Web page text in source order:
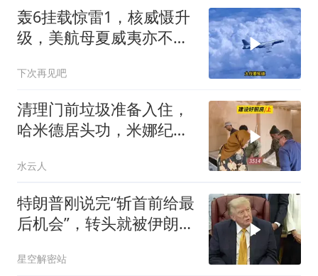
轰6挂载惊雷1，核威慑升
级，美航母夏威夷亦不安
下次再见吧
清理门前垃圾准备入住，
哈米德居头功，米娜纪录
水云人
特朗普刚说完“斩首前给最
后机会”，转头就被伊朗啪
星空解密站